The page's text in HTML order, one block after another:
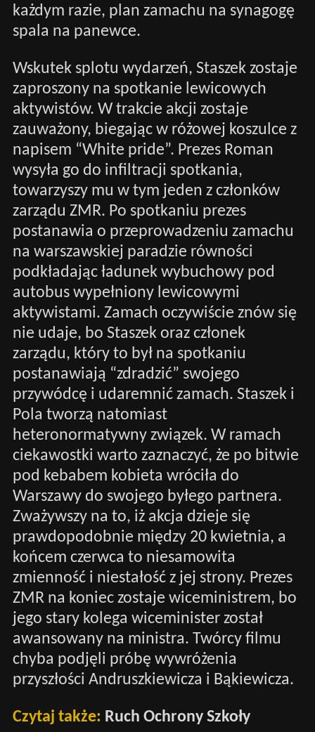
każdym razie, plan zamachu na synagogę
spala na panewce.
Wskutek splotu wydarzeń, Staszek zostaje
zaproszony na spotkanie lewicowych
aktywistów. W trakcie akcji zostaje
zauważony, biegając w różowej koszulce z
napisem “White pride”. Prezes Roman
wysyła go do infiltracji spotkania,
towarzyszy mu w tym jeden z członków
zarządu ZMR. Po spotkaniu prezes
postanawia o przeprowadzeniu zamachu
na warszawskiej paradzie równości
podkładając ładunek wybuchowy pod
autobus wypełniony lewicowymi
aktywistami. Zamach oczywiście znów się
nie udaje, bo Staszek oraz członek
zarządu, który to był na spotkaniu
postanawiają “zdradzić” swojego
przywódcę i udaremnić zamach. Staszek i
Pola tworzą natomiast
heteronormatywny związek. W ramach
ciekawostki warto zaznaczyć, że po bitwie
pod kebabem kobieta wróciła do
Warszawy do swojego byłego partnera.
Zważywszy na to, iż akcja dzieje się
prawdopodobnie między 20 kwietnia, a
końcem czerwca to niesamowita
zmienność i niestałość z jej strony. Prezes
ZMR na koniec zostaje wiceministrem, bo
jego stary kolega wiceminister został
awansowany na ministra. Twórcy filmu
chyba podjęli próbę wywróżenia
przyszłości Andruszkiewicza i Bąkiewicza.
Czytaj także: Ruch Ochrony Szkoły